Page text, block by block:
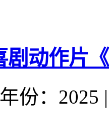
剧动作片
年份：2025 |